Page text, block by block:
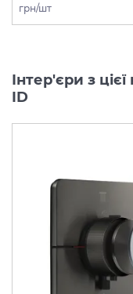
грн/шт
Інтер'єри з
ID